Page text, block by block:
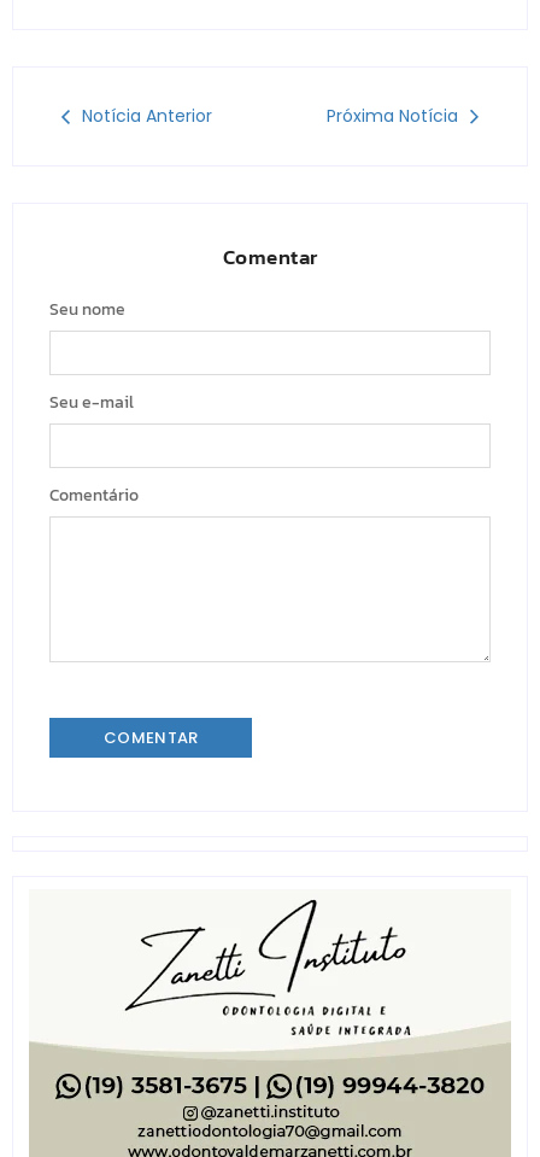
Notícia Anterior Próxima Notícia
Comentar
Seu nome
Seu e-mail
Comentário